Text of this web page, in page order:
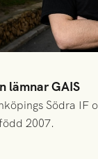
lämnar GAIS
Södra IF
2007.